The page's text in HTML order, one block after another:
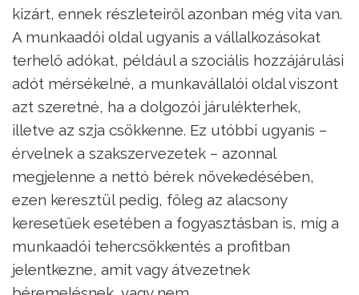
kizárt, ennek részleteiről azonban még vita van.
A munkaadói oldal ugyanis a vállalkozásokat
terhelő adókat, például a szociális hozzájárulási
adót mérsékelné, a munkavállalói oldal viszont
azt szeretné, ha a dolgozói járulékterhek,
illetve az szja csökkenne. Ez utóbbi ugyanis –
érvelnek a szakszervezetek – azonnal
megjelenne a nettó bérek növekedésében,
ezen keresztül pedig, főleg az alacsony
keresetűek esetében a fogyasztásban is, míg a
munkaadói tehercsökkentés a profitban
jelentkezne, amit vagy átvezetnek